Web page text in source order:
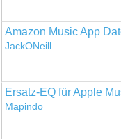
Amazon Music App
JackONeill
Ersatz-EQ für Apple
Mapindo